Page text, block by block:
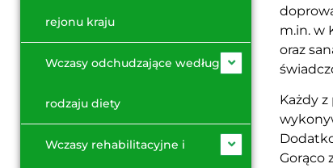
rejonu kraju
Wczasy odchudzające według
rodzaju diety
Wczasy rehabilitacyjne i
m.in. w
oraz
Każdy
Gorąco